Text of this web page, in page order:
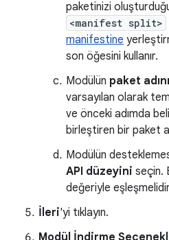
paketinizi
<manifest split>
manifestine
son öğesini kullanır.
Modülün paket adını
varsayılan olarak
ve önceki adımda
birleştiren bir paket
Modülün
API düzeyini seçin.
değeriyle
İleri'yi tıklayın.
Modül İndirme